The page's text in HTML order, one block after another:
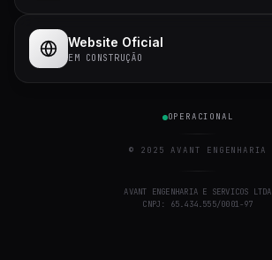
Website Oficial
EM CONSTRUÇÃO
OPERACIONAL
© 2025 AVANT ENGENHARIA
AVANT ENGENHARIA E SERVICOS LTDA
CNPJ: 65.434.555/0001-97